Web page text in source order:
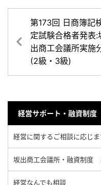
第173回 日商簿記
定試験合格者発表:
出商工会議所実施
(2級・3級)
経営サポート・融資制度
経営に関するご相談に応じま
坂出商工会議所・融資制度
経営なんでも相談